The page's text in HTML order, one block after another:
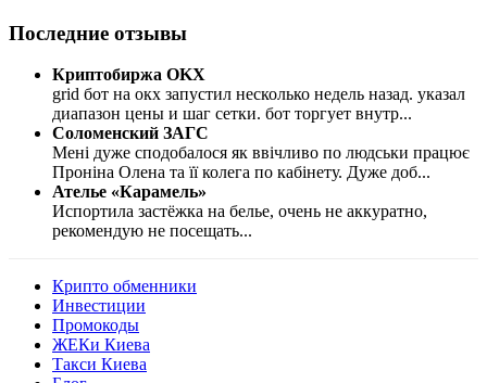
Последние отзывы
Криптобиржа OKX
grid бот на окх запустил несколько недель назад. указал
диапазон цены и шаг сетки. бот торгует внутр...
Соломенский ЗАГС
Мені дуже сподобалося як ввічливо по людськи працює
Проніна Олена та її колега по кабінету. Дуже доб...
Ателье «Карамель»
Испортила застёжка на белье, очень не аккуратно,
рекомендую не посещать...
Крипто обменники
Инвестиции
Промокоды
ЖЕКи Киева
Такси Киева